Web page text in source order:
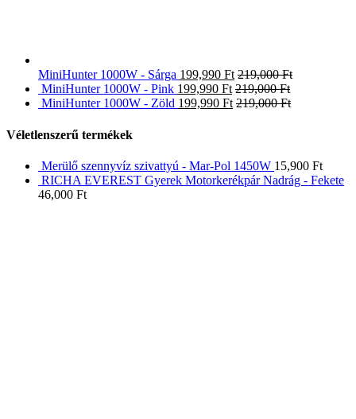
MiniHunter 1000W - Sárga 199,990 Ft 219,000Ft
MiniHunter 1000W - Pink 199,990 Ft 219,000Ft
MiniHunter 1000W - Zöld 199,990 Ft 219,000Ft
Véletlenszerű termékek
Merülő szennyvíz szivattyú - Mar-Pol 1450W 15,900 Ft
RICHA EVEREST Gyerek Motorkerékpár Nadrág - Fekete
46,000 Ft